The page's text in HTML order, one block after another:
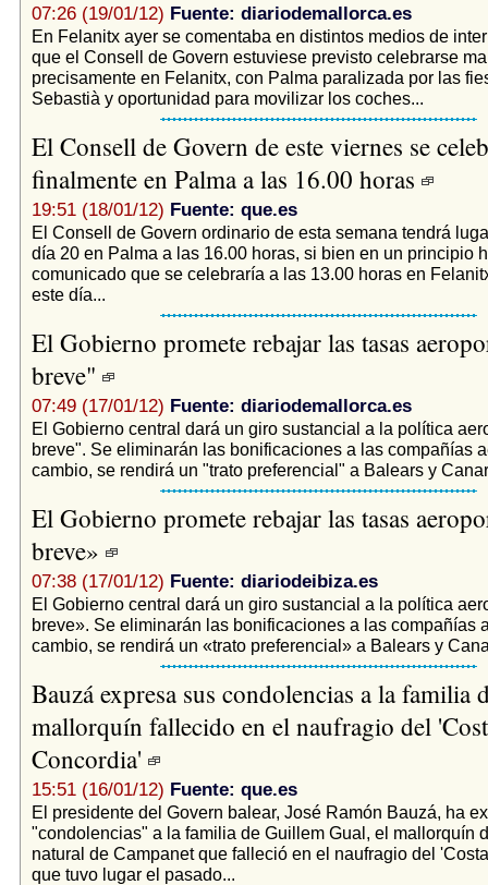
07:26 (19/01/12) Fuente: diariodemallorca.es
En Felanitx ayer se comentaba en distintos medios de
que el Consell de Govern estuviese previsto celebrarse
precisamente en Felanitx, con Palma paralizada por las
Sebastià y oportunidad para movilizar los coches...
El Consell de Govern de este viernes se
finalmente en Palma a las 16.00 horas
19:51 (18/01/12) Fuente: que.es
El Consell de Govern ordinario de esta semana tendrá
día 20 en Palma a las 16.00 horas, si bien en un principio
comunicado que se celebraría a las 13.00 horas en
este día...
El Gobierno promete rebajar las tasas
breve"
07:49 (17/01/12) Fuente: diariodemallorca.es
El Gobierno central dará un giro sustancial a la política
breve". Se eliminarán las bonificaciones a las compañías
cambio, se rendirá un "trato preferencial" a Balears y
El Gobierno promete rebajar las tasas
breve»
07:38 (17/01/12) Fuente: diariodeibiza.es
El Gobierno central dará un giro sustancial a la política
breve». Se eliminarán las bonificaciones a las compañías
cambio, se rendirá un «trato preferencial» a Balears y
Bauzá expresa sus condolencias a la familia
mallorquín fallecido en el naufragio del
Concordia'
15:51 (16/01/12) Fuente: que.es
El presidente del Govern balear, José Ramón Bauzá, ha
"condolencias" a la familia de Guillem Gual, el mallorquín
natural de Campanet que falleció en el naufragio del
que tuvo lugar el pasado...